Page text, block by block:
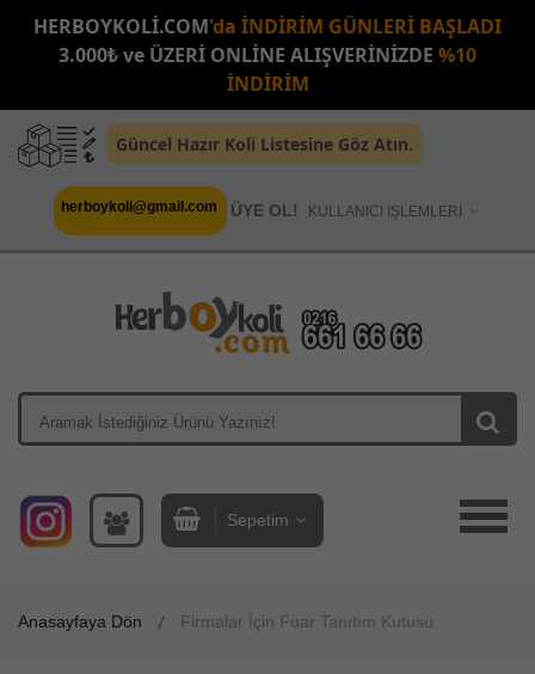
HERBOYKOLİ.COM'da İNDİRİM GÜNLERİ BAŞLADI
3.000₺ ve ÜZERİ ONLİNE ALIŞVERİNİZDE %10
İNDİRİM
Güncel Hazır Koli Listesine Göz Atın.
KULLANICI İŞLEMLERİ
ÜYE OL!
herboykoli@gmail.com
Sepetim
Anasayfaya Dön Firmalar İçin Fuar Tanıtım Kutusu